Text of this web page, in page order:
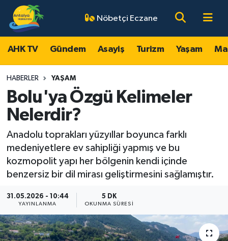
Nöbetçi Eczane
AHK TV Gündem Asayiş Turizm Yaşam
HABERLER YAŞAM
Bolu'ya Özgü Kelimeler
Nelerdir?
Anadolu toprakları yüzyıllar boyunca farklı
medeniyetlere ev sahipliği yapmış ve bu
kozmopolit yapı her bölgenin kendi içinde
benzersiz bir dil mirası geliştirmesini sağlamıştır.
31.05.2026 - 10:44
YAYINLANMA
5 DK
OKUNMA SÜRESI
AHK TV
Gündem
Asayiş
Turizm
Yaşam
Magazin
Ekonomi
Spor
Antalya Nöbetçi Eczaneler
Antalya Hava Durumu
Antalya Namaz Vakitleri
Antalya Trafik Yoğunluk Haritası
Süper Lig Puan Durumu ve Fikstür
Tüm Manşetler
Son Dakika Haberleri
Haber Arşivi